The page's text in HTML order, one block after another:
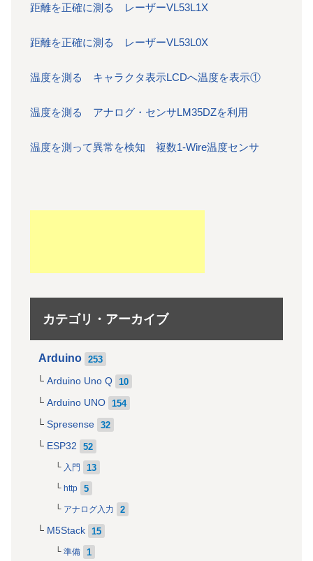
距離を正確に測る レーザーVL53L1X
距離を正確に測る レーザーVL53L0X
温度を測る キャラクタ表示LCDへ温度を表示①
温度を測る アナログ・センサLM35DZを利用
温度を測って異常を検知 複数1-Wire温度センサ
カテゴリ・アーカイブ
Arduino 253
Arduino Uno Q 10
Arduino UNO 154
Spresense 32
ESP32 52
入門 13
http 5
アナログ入力 2
M5Stack 15
準備 1